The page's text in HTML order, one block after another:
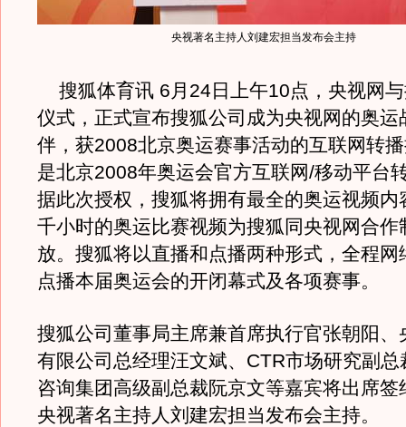
央视著名主持人刘建宏担当发布会主持
搜狐体育讯 6月24日上午10点，央视网
仪式，正式宣布搜狐公司成为央视网的奥运
伴，获2008北京奥运赛事活动的互联网转
是北京2008年奥运会官方互联网/移动平台
据此次授权，搜狐将拥有最全的奥运视频内
千小时的奥运比赛视频为搜狐同央视网合作
放。搜狐将以直播和点播两种形式，全程网
点播本届奥运会的开闭幕式及各项赛事。
搜狐公司董事局主席兼首席执行官张朝阳、
有限公司总经理汪文斌、CTR市场研究副总
咨询集团高级副总裁阮京文等嘉宾将出席签
央视著名主持人刘建宏担当发布会主持。